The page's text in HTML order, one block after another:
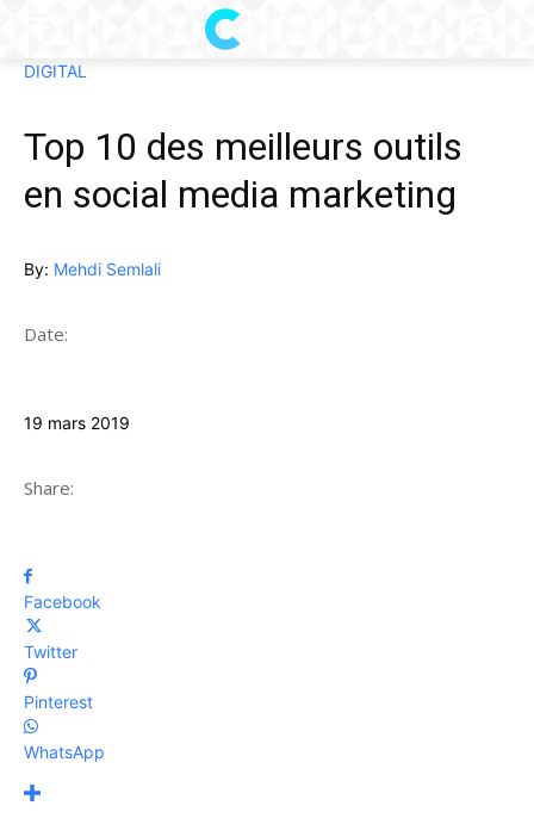
DIGITAL
Top 10 des meilleurs outils
en social media marketing
By: Mehdi Semlali
Date:
19 mars 2019
Share:
Facebook
Twitter
Pinterest
WhatsApp